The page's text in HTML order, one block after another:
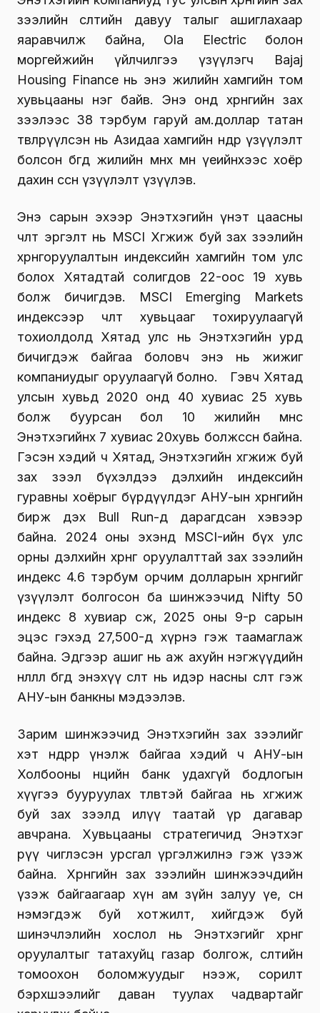
зээлийн өсөлтийн давуу талыг ашиглахаар
яаравчилж байна, Ola Electric болон
моргейжийн үйлчилгээ үзүүлэгч Bajaj
Housing Finance нь энэ жилийн хамгийн том
хувьцааны нэг байв. Энэ онд хөрөнгийн зах
зээлээс 38 тэрбум гаруй ам.доллар татан
төвлөрүүлсэн нь Азидаа хамгийн өндөр үзүүлэлт
болсон бөгөөд жилийн өмнөх мөн үеийнхээс хоёр
дахин өссөн үзүүлэлт үзүүлэв.
Энэ сарын эхээр Энэтхэгийн үнэт цаасны
чөлөөт эргэлт нь MSCI Хөгжиж буй зах зээлийн
хөрөнгөоруулалтын индексийн хамгийн том улс
болох Хятадтай солигдов 22-оос 19 хувь
болж бичигдэв. MSCI Emerging Markets
индексээр чөлөөт хувьцааг тохируулаагүй
тохиолдолд Хятад улс нь Энэтхэгийн урд
бичигдэж байгаа боловч энэ нь жижиг
компаниудыг оруулаагүй болно. Гэвч Хятад
улсын хувьд 2020 онд 40 хувиас 25 хувь
болж буурсан бол 10 жилийн өмнөөс
Энэтхэгийнх 7 хувиас 20хувь болжөссөн байна.
Гэсэн хэдий ч Хятад, Энэтхэгийн хөгжиж буй
зах зээл бүхэлдээ дэлхийн индексийн
гуравны хоёрыг бүрдүүлдэг АНУ-ын хөрөнгийн
бирж дэх Bull Run-д дарагдсан хэвээр
байна. 2024 оны эхэнд MSCI-ийн бүх улс
орны дэлхийн хөрөнгө оруулалттай зах зээлийн
индекс 4.6 тэрбум орчим долларын хөрөнгийг
үзүүлэлт болгосон ба шинжээчид Nifty 50
индекс 8 хувиар өсөж, 2025 оны 9-р сарын
эцэс гэхэд 27,500-д хүрнэ гэж таамаглаж
байна. Эдгээр ашиг нь аж ахуйн нэгжүүдийн
нөлөөлөл бөгөөд энэхүү өсөлт нь идэр насны өсөлт гэж
АНУ-ын банкны мэдээлэв.
Зарим шинжээчид Энэтхэгийн зах зээлийг
хэт өндөрөөр үнэлж байгаа хэдий ч АНУ-ын
Холбооны нөөцийн банк удахгүй бодлогын
хүүгээ бууруулах төлөвтэй байгаа нь хөгжиж
буй зах зээлд илүү таатай үр дагавар
авчрана. Хувьцааны стратегичид Энэтхэг
рүү чиглэсэн урсгал үргэлжилнэ гэж үзэж
байна. Хөрөнгийн зах зээлийн шинжээчдийн
үзэж байгаагаар хүн ам зүйн залуу үе, өсөн
нэмэгдэж буй хотжилт, хийгдэж буй
шинэчлэлийн хослол нь Энэтхэгийг хөрөнгө
оруулалтыг татахуйц газар болгож, өсөлтийн
томоохон боломжуудыг нээж, сорилт
бэрхшээлийг даван туулах чадвартайг